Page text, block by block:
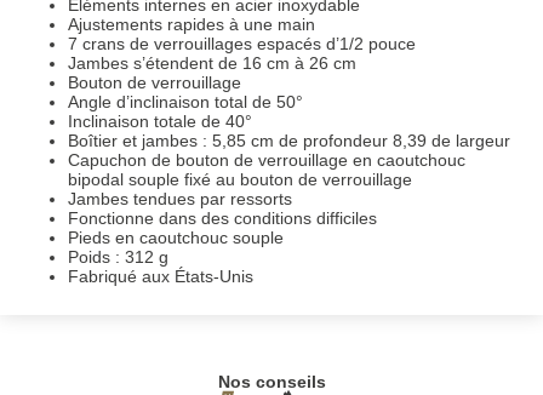
Eléments internes en acier inoxydable
Ajustements rapides à une main
7 crans de verrouillages espacés d’1/2 pouce
Jambes s’étendent de 16 cm à 26 cm
Bouton de verrouillage
Angle d’inclinaison total de 50°
Inclinaison totale de 40°
Boîtier et jambes : 5,85 cm de profondeur 8,39 de largeur
Capuchon de bouton de verrouillage en caoutchouc
bipodal souple fixé au bouton de verrouillage
Jambes tendues par ressorts
Fonctionne dans des conditions difficiles
Pieds en caoutchouc souple
Poids : 312 g
Fabriqué aux États-Unis
Nos conseils